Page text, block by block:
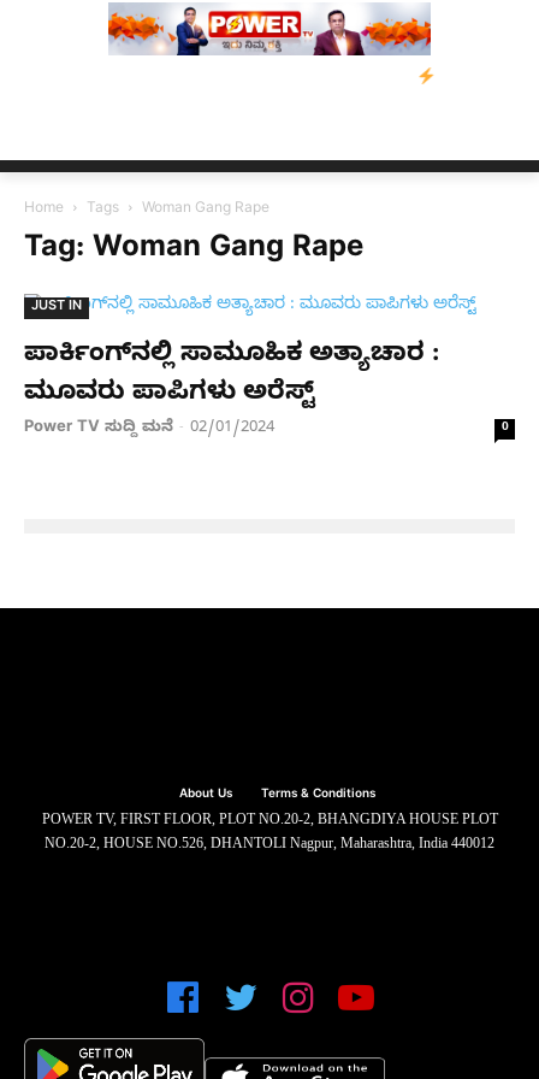
ಬೆಂಗಳೂರಿನಿಂದ
Home Tags Woman Gang Rape
Tag: Woman Gang Rape
JUST IN
ಪಾರ್ಕಿಂಗ್​ನಲ್ಲಿ ಸಾಮೂಹಿಕ ಅತ್ಯಾಚಾರ :
ಮೂವರು ಪಾಪಿಗಳು ಅರೆಸ್ಟ್
Power TV ಸುದ್ದಿ ಮನೆ - 02/01/2024 0
About Us Terms & Conditions
POWER TV, FIRST FLOOR, PLOT NO.20-2, BHANGDIYA HOUSE PLOT
NO.20-2, HOUSE NO.526, DHANTOLI Nagpur, Maharashtra, India 440012